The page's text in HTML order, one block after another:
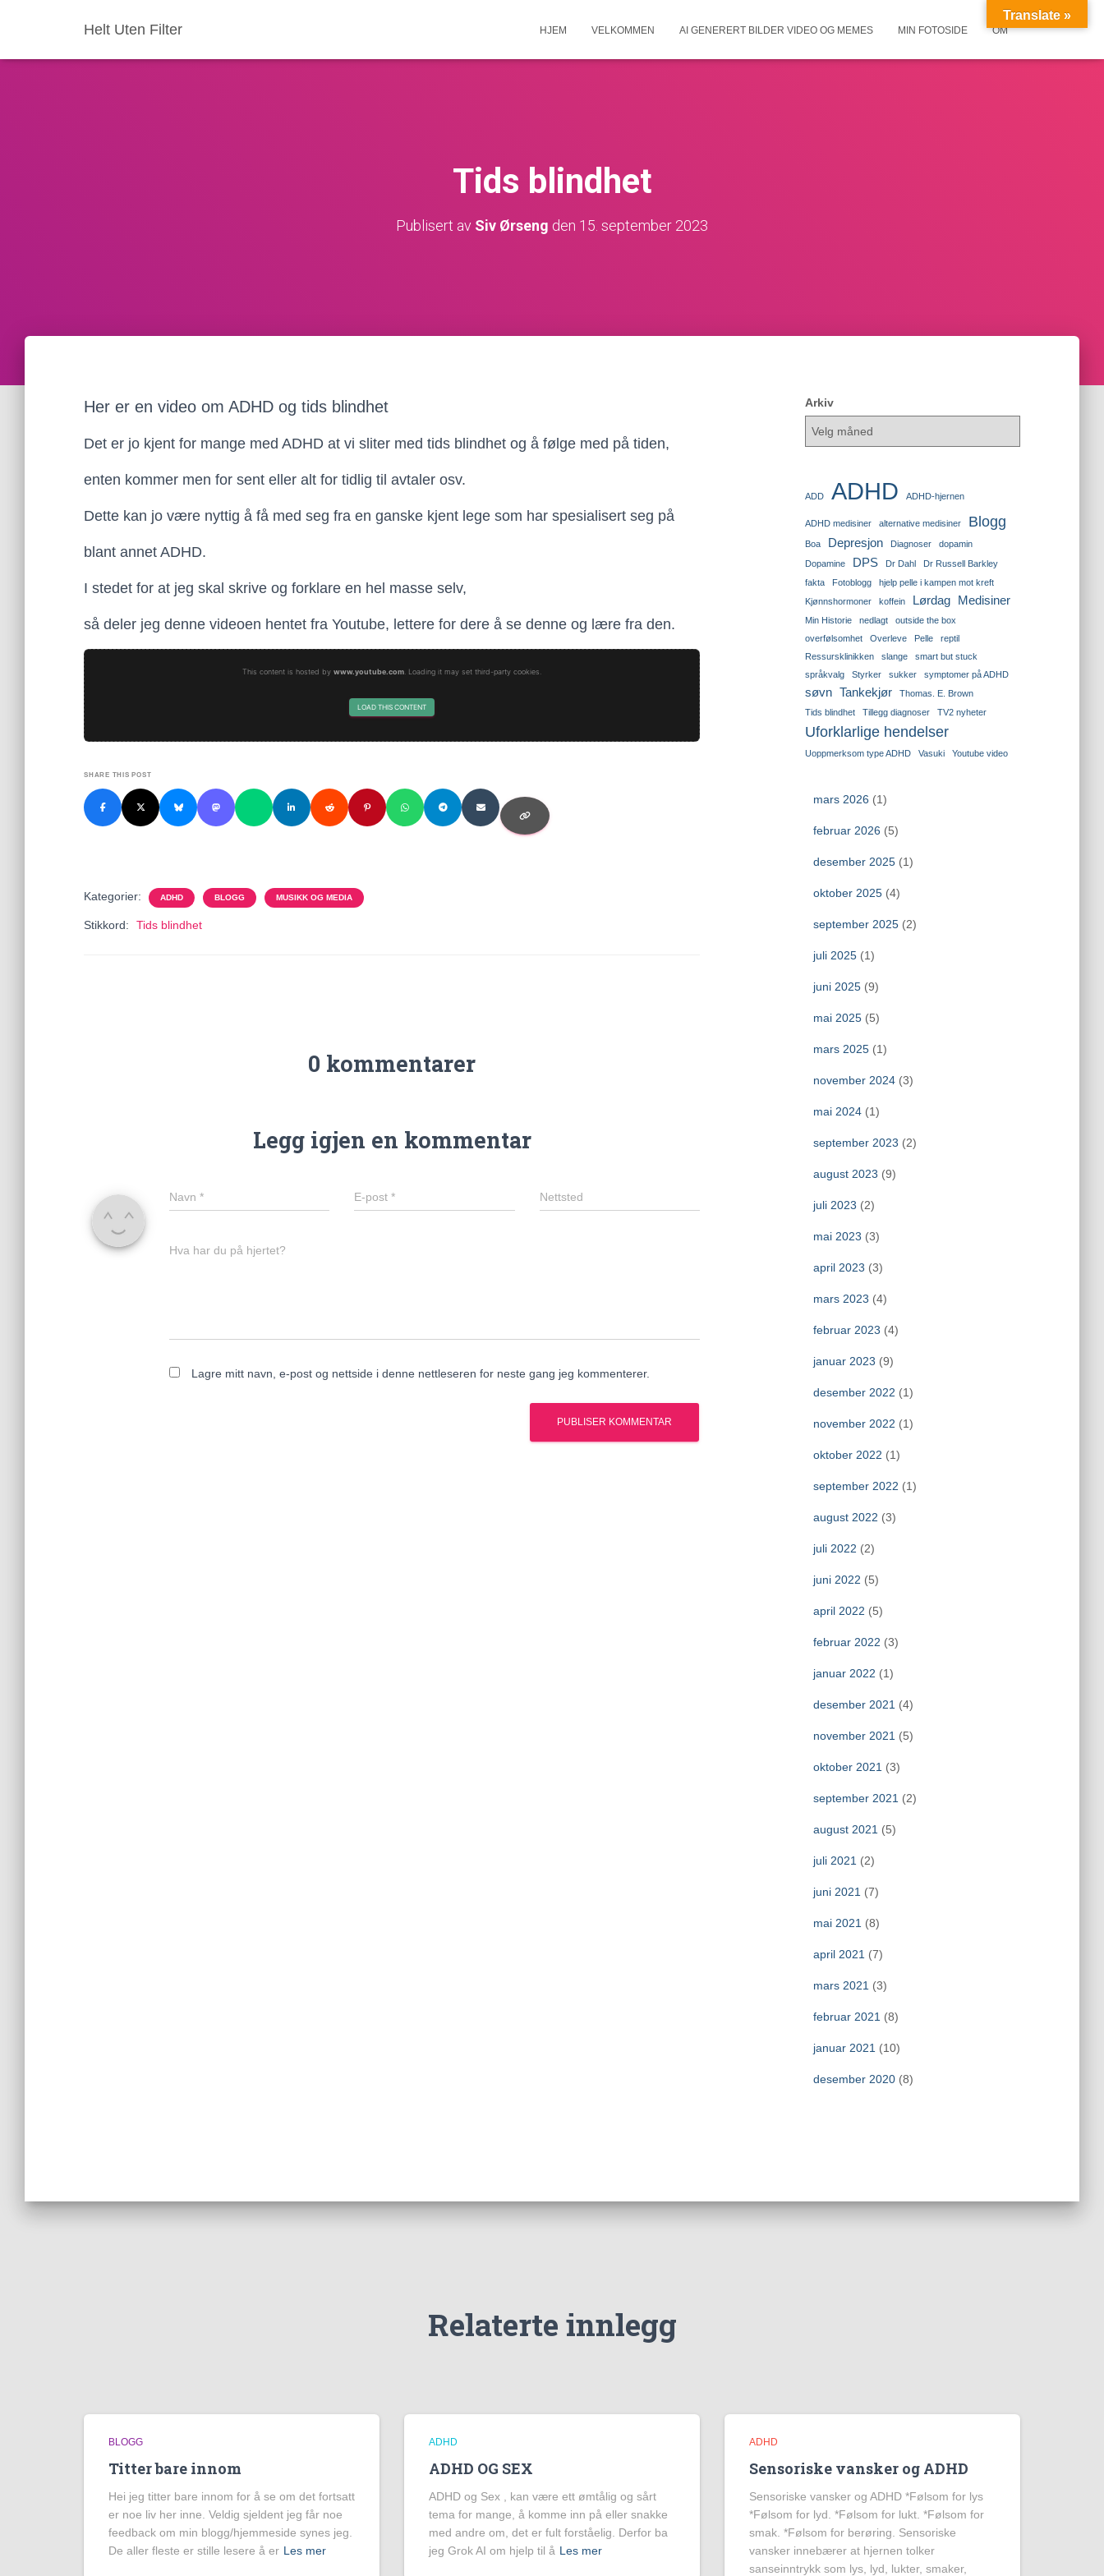
Helt Uten Filter HJEM VELKOMMEN AI GENERERT BILDER VIDEO OG MEMES MIN FOTOSIDE OM
Tids blindhet
Publisert av Siv Ørseng den 15. september 2023
Her er en video om ADHD og tids blindhet
Det er jo kjent for mange med ADHD at vi sliter med tids blindhet og å følge med på tiden,
enten kommer men for sent eller alt for tidlig til avtaler osv.
Dette kan jo være nyttig å få med seg fra en ganske kjent lege som har spesialisert seg på
blant annet ADHD.
I stedet for at jeg skal skrive og forklare en hel masse selv,
så deler jeg denne videoen hentet fra Youtube, lettere for dere å se denne og lære fra den.
This content is hosted by www.youtube.com . Loading it may set third-party cookies.
LOAD THIS CONTENT
SHARE THIS POST
Kategorier: ADHD BLOGG MUSIKK OG MEDIA
Stikkord: Tids blindhet
0 kommentarer
Legg igjen en kommentar
Navn * E-post* Nettsted
Hva har du på hjertet?
Lagre mitt navn, e-post og nettside i denne nettleseren for neste gang jeg kommenterer.
Arkiv
ADD ADHD ADHD-hjernen
ADHD medisiner alternative medisiner Blogg
Boa Depresjon Diagnoser
dopamin
Dopamine
DPS Dr Dahl
Dr Russell Barkley
fakta
Fotoblogg
hjelp pelle i kampen mot kreft
Kjønnshormoner
koffein Lørdag Medisiner
Min Historie nedlagt
outside the box
overfølsomhet
Overleve Pelle
reptil
Ressursklinikken
slange
smart but stuck
språkvalg
Styrker sukker symptomer på ADHD
søvn Tankekjør
Thomas. E. Brown
Tids blindhet
Tillegg diagnoser TV2 nyheter
Uforklarlige hendelser
Uoppmerksom type ADHD Vasuki Youtube video
mars 2026 (1)
februar 2026 (5)
desember 2025(1)
oktober 2025(4)
september 2025(2)
juli 2025(1)
juni 2025(9)
mai 2025(5)
mars 2025(1)
november 2024(3)
mai 2024(1)
september 2023 (2)
august 2023 (9)
juli 2023 (2)
mai 2023 (3)
april 2023 (3)
mars 2023 (4)
februar 2023 (4)
januar 2023 (9)
desember 2022 (1)
november 2022 (1)
oktober 2022 (1)
september 2022 (1)
august 2022 (3)
juli 2022 (2)
juni 2022 (5)
april 2022 (5)
februar 2022 (3)
januar 2022 (1)
desember 2021 (4)
november 2021 (5)
oktober 2021 (3)
september 2021 (2)
august 2021 (5)
juli 2021 (2)
juni 2021 (7)
mai 2021 (8)
april 2021 (7)
mars 2021 (3)
februar 2021 (8)
januar 2021 (10)
desember 2020(8)
Relaterte innlegg
BLOGG
Titter bare innom
Hei jeg titter bare innom for å se om det fortsatt
er noe liv her inne. Veldig sjeldent jeg får noe
feedback om min blogg/hjemmeside synes jeg.
De aller fleste er stille lesere å er Les mer
ADHD
ADHD OG SEX
ADHD og Sex , kan være ett ømtålig og sårt
tema for mange, å komme inn på eller snakke
med andre om, det er fult forståelig. Derfor ba
jeg Grok AI om hjelp til å Les mer
ADHD
Sensoriske vansker og ADHD
Sensoriske vansker og ADHD *Følsom for lys
*Følsom for lyd. *Følsom for lukt. *Følsom for
smak. *Følsom for berøring. Sensoriske
vansker innebærer at hjernen tolker
sanseinntrykk som lys, lyd, lukter, smaker,
Translate »